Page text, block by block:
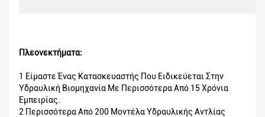
Πλεονεκτήματα:
1 Είμαστε Ένας Κατασκευαστής Που Ειδικεύεται Στην
Υδραυλική Βιομηχανία Με Περισσότερα Από 15 Χρόνια
Εμπειρίας.
2 Περισσότερα Από 200 Μοντέλα Υδραυλικής Αντλίας